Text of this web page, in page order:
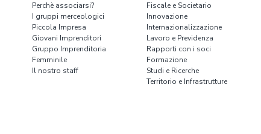
Perchè associarsi?
I gruppi merceologici
Piccola Impresa
Giovani Imprenditori
Gruppo Imprenditoria
Femminile
Il nostro staff
Fiscale e Societario
Innovazione
Internazionalizzazione
Lavoro e Previdenza
Rapporti con i soci
Formazione
Studi e Ricerche
Territorio e Infrastrutture